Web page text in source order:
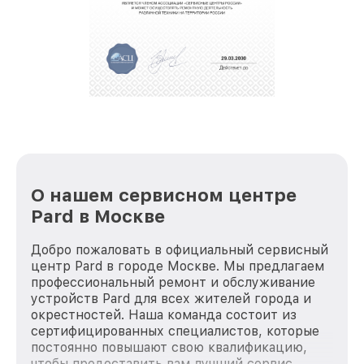
За годы своей деятельности мы получали только
репутацию. Мы постоянно совершенствуемся и
стараемся каждый день делать наш сервис еще
О нашем сервисном центре
Pard в Москве
Добро пожаловать в официальный сервисный
центр Pard в городе Москве. Мы предлагаем
профессиональный ремонт и обслуживание
устройств Pard для всех жителей города и
окрестностей. Наша команда состоит из
сертифицированных специалистов, которые
постоянно повышают свою квалификацию,